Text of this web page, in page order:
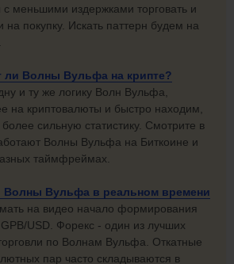
с меньшими издержками торговать и
на покупку. Искать паттерн будем на
ли Волны Вульфа на крипте?
и ту же логику Волн Вульфа,
на криптовалюты и быстро находим,
более сильную статистику. Смотрите в
Волны Вульфа на Биткоине и
таймфреймах.
Волны Вульфа в реальном времени
на видео начало формирования
USD. Форекс - один из лучших
по Волнам Вульфа. Откатные
пар часто складываются в